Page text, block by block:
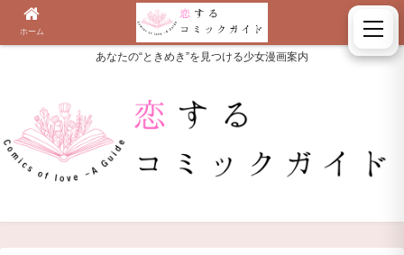
あなたの“ときめき”を見つける少女漫画案内
ホーム 検索